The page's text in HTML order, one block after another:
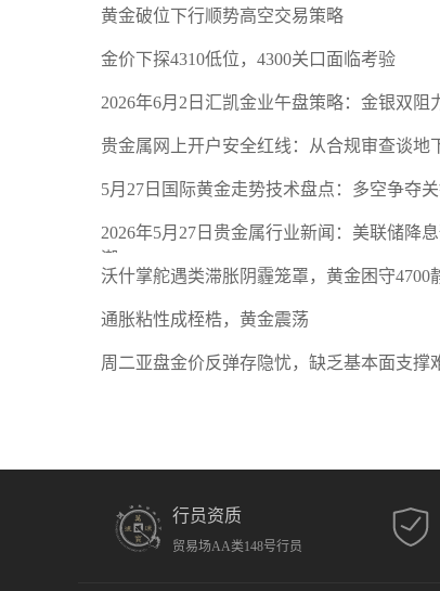
黄金破位下行顺势高空交易策略
金价下探4310低位，4300关口面临考验
2026年6月2日汇凯金业午盘策略：金银双阻
贵金属网上开户安全红线：从合规审查谈地
5月27日国际黄金走势技术盘点：多空争夺
2026年5月27日贵金属行业新闻：美联储降
潮
沃什掌舵遇类滞胀阴霾笼罩，黄金困守4700
通胀粘性成桎梏，黄金震荡
周二亚盘金价反弹存隐忧，缺乏基本面支撑
行员资质
贸易场AA类148号行员